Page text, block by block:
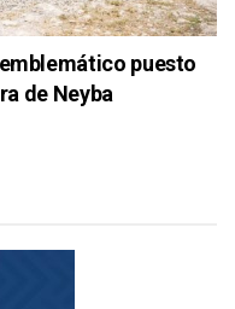
puesto
de Neyba